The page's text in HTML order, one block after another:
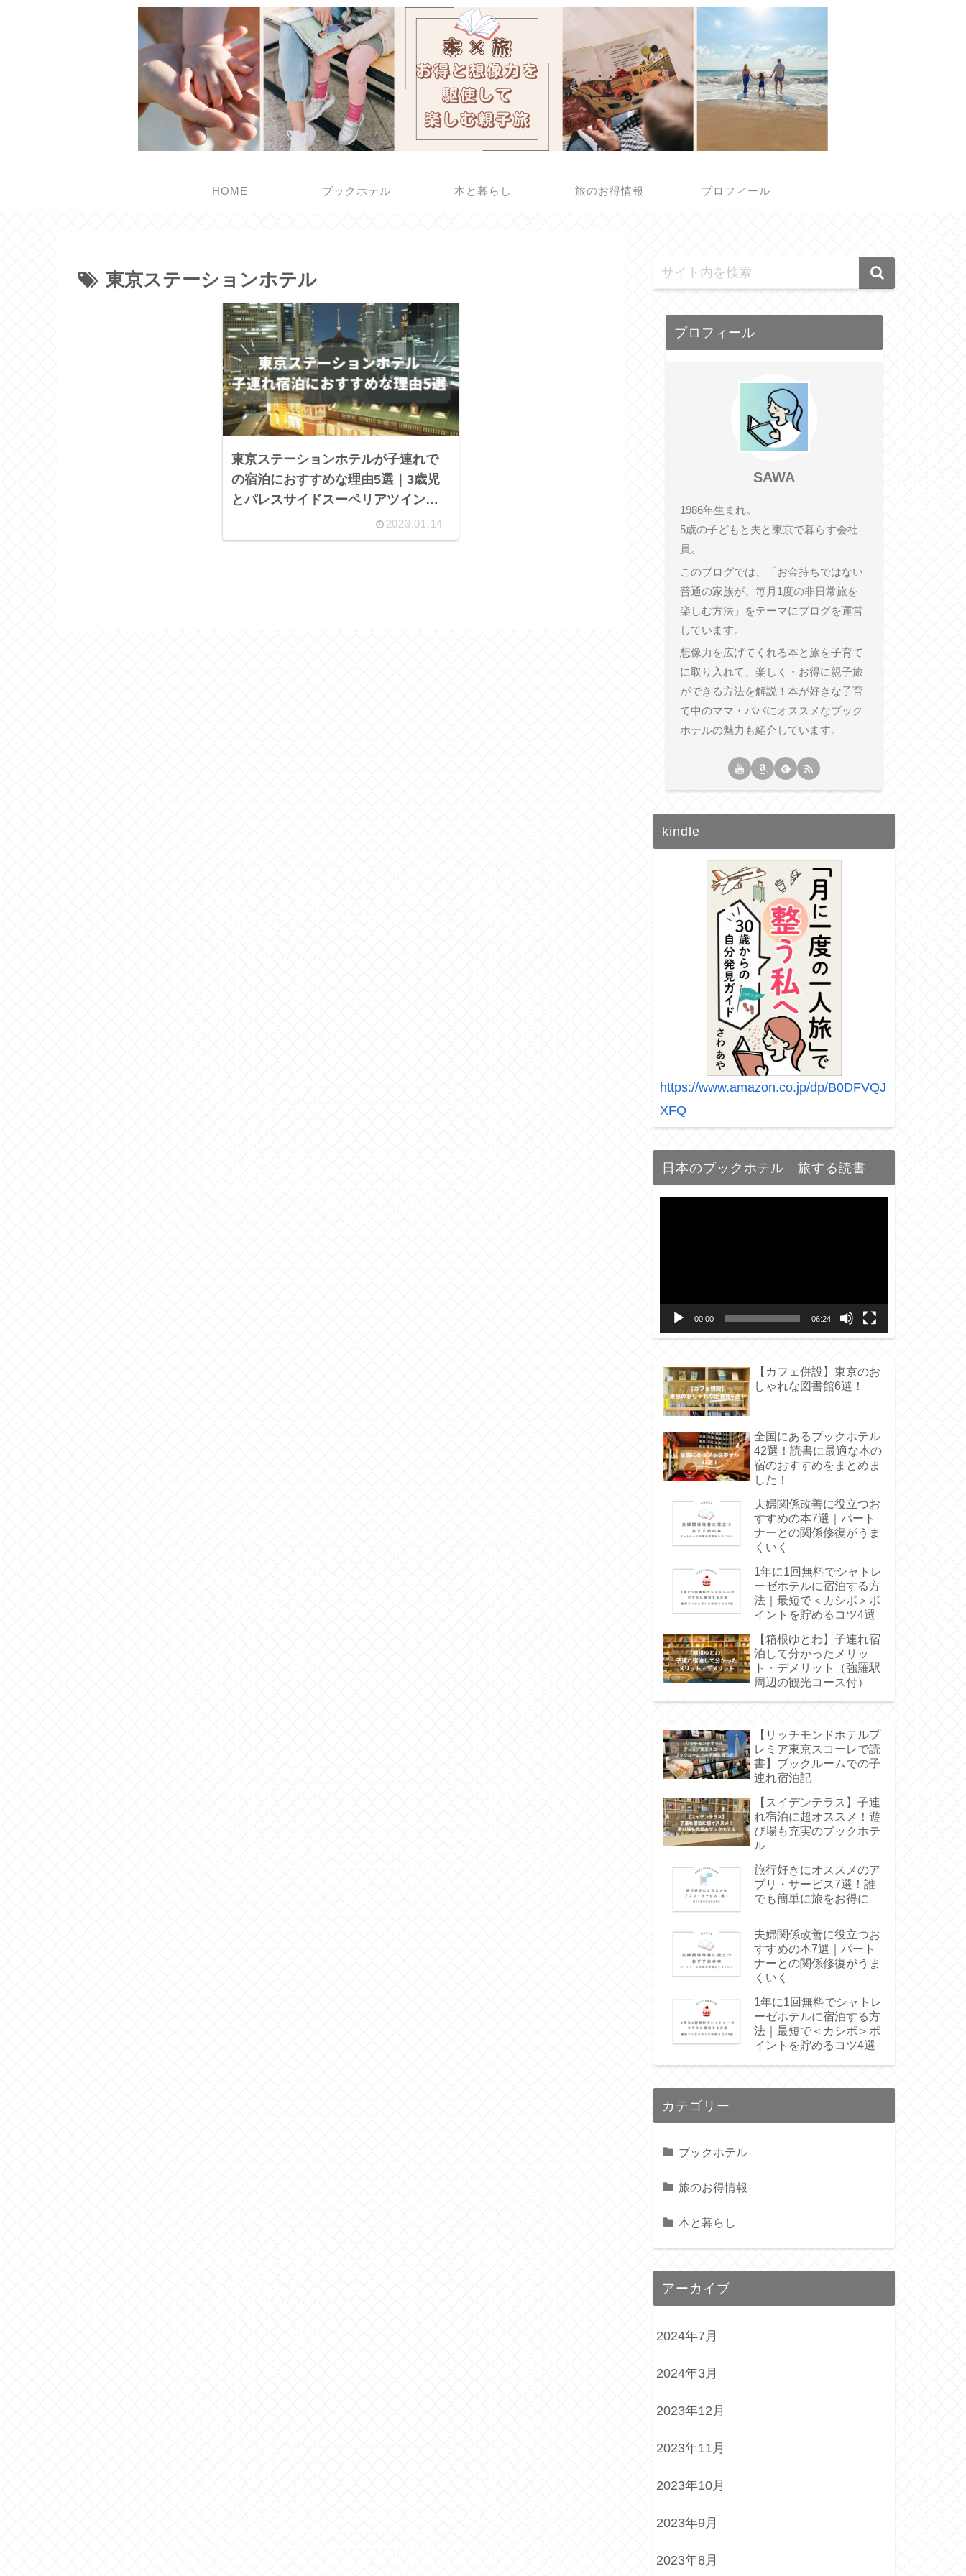
HOME ブックホテル 本と暮らし 旅のお得情報 プロフィール
東京ステーションホテル
東京ステーションホテルが子連れで
の宿泊におすすめな理由5選｜3歳児
とパレスサイドスーペリアツインに
2023.01.14
プロフィール
SAWA
1986年生まれ。
5歳の子どもと夫と東京で暮らす会社
員。
このブログでは、「お金持ちではない
普通の家族が、毎月1度の非日常旅を
楽しむ方法」をテーマにブログを運営
しています。
想像力を広げてくれる本と旅を子育て
に取り入れて、楽しく・お得に親子旅
ができる方法を解説！本が好きな子育
て中のママ・パパにオススメなブック
ホテルの魅力も紹介しています。
kindle
https://www.amazon.co.jp/dp/B0DFVQJ
XFQ
日本のブックホテル 旅する読書
00:00 06:24
【カフェ併設】東京のお
しゃれな図書館6選！
全国にあるブックホテル
42選！読書に最適な本の
宿のおすすめをまとめま
した！
夫婦関係改善に役立つお
すすめの本7選｜パート
ナーとの関係修復がうま
くいく
1年に1回無料でシャトレ
ーゼホテルに宿泊する方
法｜最短で＜カシポ＞ポ
イントを貯めるコツ4選
【箱根ゆとわ】子連れ宿
泊して分かったメリッ
ト・デメリット（強羅駅
周辺の観光コース付）
【リッチモンドホテルプ
レミア東京スコーレで読
書】ブックルームでの子
連れ宿泊記
【スイデンテラス】子連
れ宿泊に超オススメ！遊
び場も充実のブックホテ
ル
旅行好きにオススメのア
プリ・サービス7選！誰
でも簡単に旅をお得に
夫婦関係改善に役立つお
すすめの本7選｜パート
ナーとの関係修復がうま
くいく
1年に1回無料でシャトレ
ーゼホテルに宿泊する方
法｜最短で＜カシポ＞ポ
イントを貯めるコツ4選
カテゴリー
ブックホテル
旅のお得情報
本と暮らし
アーカイブ
2024年7月
2024年3月
2023年12月
2023年11月
2023年10月
2023年9月
2023年8月